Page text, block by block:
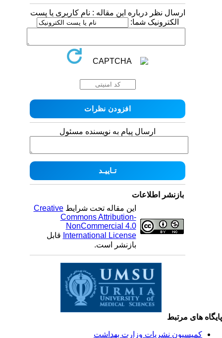
ارسال نظر درباره این مقاله : نام کاربری یا پست
الکترونیک شما:
ارسال پیام به نویسنده مسئول
بازنشر اطلاعات
این مقاله تحت شرایطCreative
Commons Attribution-
NonCommercial 4.0
International Licenseقابل
بازنشر است.
های مرتبط
کمیسیون نشریات وزارت بهداشت